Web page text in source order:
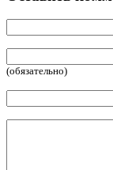
(обязательно)